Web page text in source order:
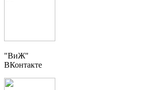
"ВиЖ"
ВКонтакте